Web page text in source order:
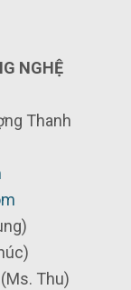
NGHỆ
Thanh
(Ms. Thu)